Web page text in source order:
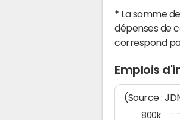
* La somme
dépenses de
correspond
Emplois
(Source :
800k